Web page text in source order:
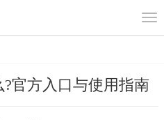
官方入口与使用指南